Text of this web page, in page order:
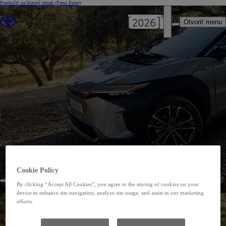
Preskočiť na hlavný obsah (Press Enter)
Otvoriť menu
Začnite svoju cestu za nulové hranice.
To je pre modely Toyota bZ iba začiatok. Nový názov pre novú rodinu batériovo-elektrických modelov Toyota
Cookie Policy
By clicking “Accept All Cookies”, you agree to the storing of cookies on your
device to enhance site navigation, analyze site usage, and assist in our marketing
efforts.